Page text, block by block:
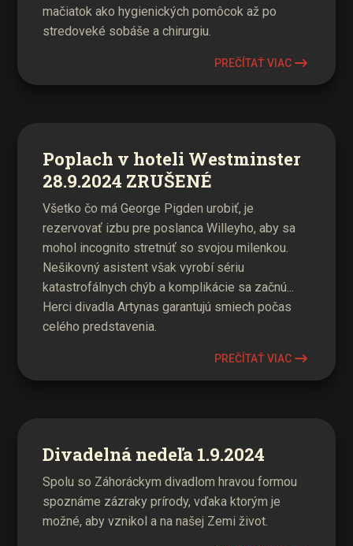
mačiatok ako hygienických pomôcok až po
stredoveké sobáše a chirurgiu.
PREČÍTAŤ VIAC
Poplach v hoteli Westminster
28.9.2024 ZRUŠENÉ
Všetko čo má George Pigden urobiť, je
rezervovať izbu pre poslanca Willeyho, aby sa
mohol incognito stretnúť so svojou milenkou.
Nešikovný asistent však vyrobí sériu
katastrofálnych chýb a komplikácie sa začnú...
Herci divadla Artynas garantujú smiech počas
celého predstavenia.
PREČÍTAŤ VIAC
Divadelná nedeľa 1.9.2024
Spolu so Záhoráckym divadlom hravou formou
spoznáme zázraky prírody, vďaka ktorým je
možné, aby vznikol a na našej Zemi život.